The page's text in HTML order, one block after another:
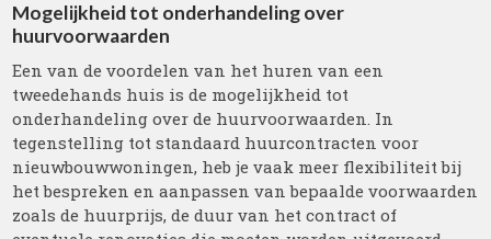
Mogelijkheid tot onderhandeling over
huurvoorwaarden
Een van de voordelen van het huren van een
tweedehands huis is de mogelijkheid tot
onderhandeling over de huurvoorwaarden. In
tegenstelling tot standaard huurcontracten voor
nieuwbouwwoningen, heb je vaak meer flexibiliteit bij
het bespreken en aanpassen van bepaalde voorwaarden
zoals de huurprijs, de duur van het contract of